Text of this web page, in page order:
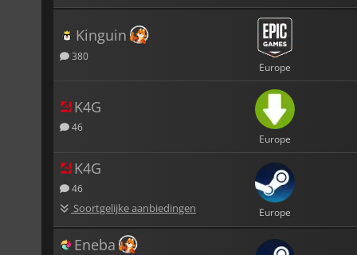
Kinguin
380
Europe
K4G
46
Europe
K4G
46
Soortgelijke aanbiedingen Europe
Eneba